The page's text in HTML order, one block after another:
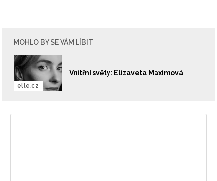
MOHLO BY SE VÁM LÍBIT
Vnitřní světy: Elizaveta Maximová
elle.cz